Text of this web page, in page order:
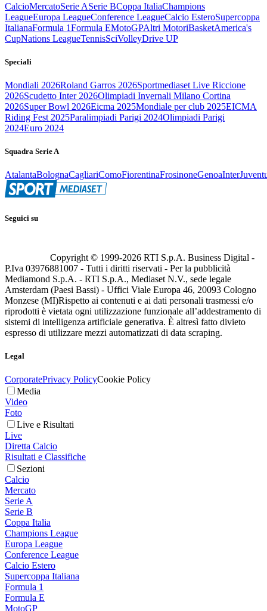
CalcioMercatoSerie ASerie BCoppa ItaliaChampions
LeagueEuropa LeagueConference LeagueCalcio EsteroSupercoppa
ItalianaFormula 1Formula EMotoGPAltri MotoriBasketAmerica's
CupNations LeagueTennisSciVolleyDrive UP
Speciali
Mondiali 2026Roland Garros 2026Sportmediaset Live Riccione
2026Scudetto Inter 2026Olimpiadi Invernali Milano Cortina
2026Super Bowl 2026Eicma 2025Mondiale per club 2025EICMA
Riding Fest 2025Paralimpiadi Parigi 2024Olimpiadi Parigi
2024Euro 2024
Squadra Serie A
AtalantaBolognaCagliariComoFiorentinaFrosinoneGenoaInter
Seguici su
Copyright © 1999-2026 RTI S.p.A. Business Digital -
P.Iva 03976881007 - Tutti i diritti riservati - Per la pubblicità
Mediamond S.p.A. - RTI S.p.A., Mediaset N.V., sede legale
Amsterdam (Paesi Bassi) - Uffici Viale Europa 46, 20093 Cologno
Monzese (MI)Rispetto ai contenuti e ai dati personali trasmessi e/o
riprodotti è vietata ogni utilizzazione funzionale all’addestramento di
sistemi di intelligenza artificiale generativa. È altresì fatto divieto
espresso di utilizzare mezzi automatizzati di data scraping.
Legal
CorporatePrivacy PolicyCookie Policy
Media
Video
Foto
Live e Risultati
Live
Diretta Calcio
Risultati e Classifiche
Sezioni
Calcio
Mercato
Serie A
Serie B
Coppa Italia
Champions League
Europa League
Conference League
Calcio Estero
Supercoppa Italiana
Formula 1
Formula E
MotoGP